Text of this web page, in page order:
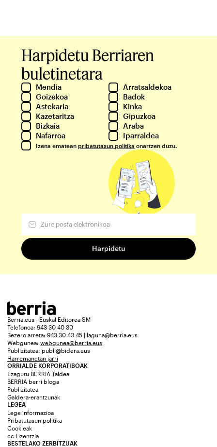
Harpidetu Berriaren
buletinetara
Mendia
Arratsaldekoa
Goizekoa
Badok
Astekaria
Kinka
Kazetaritza
Gipuzkoa
Bizkaia
Araba
Nafarroa
Iparraldea
Izena ematean pribatutasun politika onartzen duzu.
Berria.eus - Euskal Editorea SM
Telefonoa: 943 30 40 30
Bezero arreta: 943 30 43 45 | laguna@berria.eus
Webgunea: webgunea@berria.eus
Publizitatea: publi@bidera.eus
Harremanetan jarri
ORRIALDE KORPORATIBOAK
Ezagutu BERRIA Taldea
BERRIA berri bloga
Publizitatea
Galdera-erantzunak
LEGEA
Lege informazioa
Pribatutasun politika
Cookieak
cc Lizentzia
BESTELAKO ZERBITZUAK